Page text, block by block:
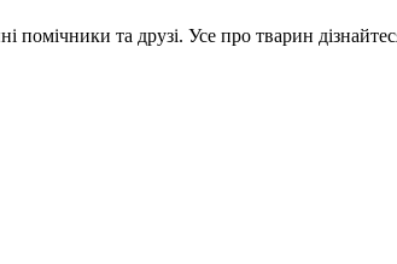
та друзі. Усе про тварин